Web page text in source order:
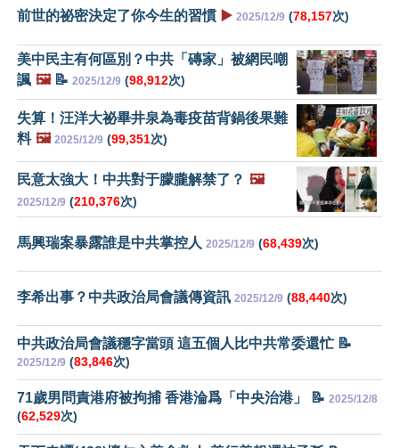
前世的祕密決定了你今生的習慣 ▶️ 2025/12/9 (78,157次)
美中民主有何區別？中共「磚家」被網民嘲
諷 🖼️📝 2025/12/9 (98,912次)
失算！汪洋大祕畢井泉為毒疫苗背鍋後果難
料 🖼️ 2025/12/9 (99,351次)
民意太強大！中共對于朦朧解禁了？ 🖼️
2025/12/9 (210,376次)
馬興瑞案暴露誰是中共掌控人 2025/12/9 (68,439次)
李希出事？中共政治局會議傳資訊 2025/12/9 (88,440次)
中共政治局會議穩字當頭 這五個人比中共常委還忙 📝
2025/12/9 (83,846次)
71歲男問責港府被拘捕 香港淪爲「中央治港」 📝 2025/12/8
(62,529次)